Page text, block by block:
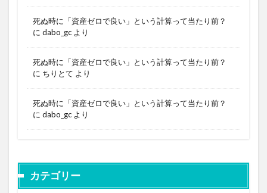
死ぬ時に「資産ゼロで良い」という計算って当たり前？
に dabo_gc より
死ぬ時に「資産ゼロで良い」という計算って当たり前？
に ちりとて より
死ぬ時に「資産ゼロで良い」という計算って当たり前？
に dabo_gc より
カテゴリー